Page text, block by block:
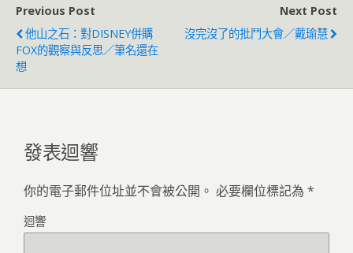
Previous Post
他山之石：對DISNEY併購
FOX的觀察與反思／筆名還在
想
Next Post
沒完沒了的批鬥大會／戴瑜慧
發表迴響
你的電子郵件位址並不會被公開。 必要欄位標記為 *
迴響